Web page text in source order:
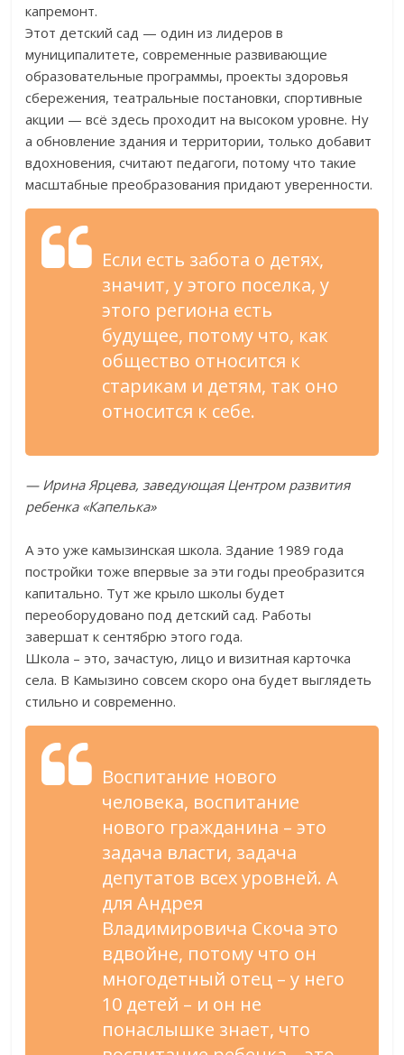
капремонт.
Этот детский сад — один из лидеров в
муниципалитете, современные развивающие
образовательные программы, проекты здоровья
сбережения, театральные постановки, спортивные
акции — всё здесь проходит на высоком уровне. Ну
а обновление здания и территории, только добавит
вдохновения, считают педагоги, потому что такие
масштабные преобразования придают уверенности.
Если есть забота о детях,
значит, у этого поселка, у
этого региона есть
будущее, потому что, как
общество относится к
старикам и детям, так оно
относится к себе.
— Ирина Ярцева, заведующая Центром развития
ребенка «Капелька»
А это уже камызинская школа. Здание 1989 года
постройки тоже впервые за эти годы преобразится
капитально. Тут же крыло школы будет
переоборудовано под детский сад. Работы
завершат к сентябрю этого года.
Школа – это, зачастую, лицо и визитная карточка
села. В Камызино совсем скоро она будет выглядеть
стильно и современно.
Воспитание нового
человека, воспитание
нового гражданина – это
задача власти, задача
депутатов всех уровней. А
для Андрея
Владимировича Скоча это
вдвойне, потому что он
многодетный отец – у него
10 детей – и он не
понаслышке знает, что